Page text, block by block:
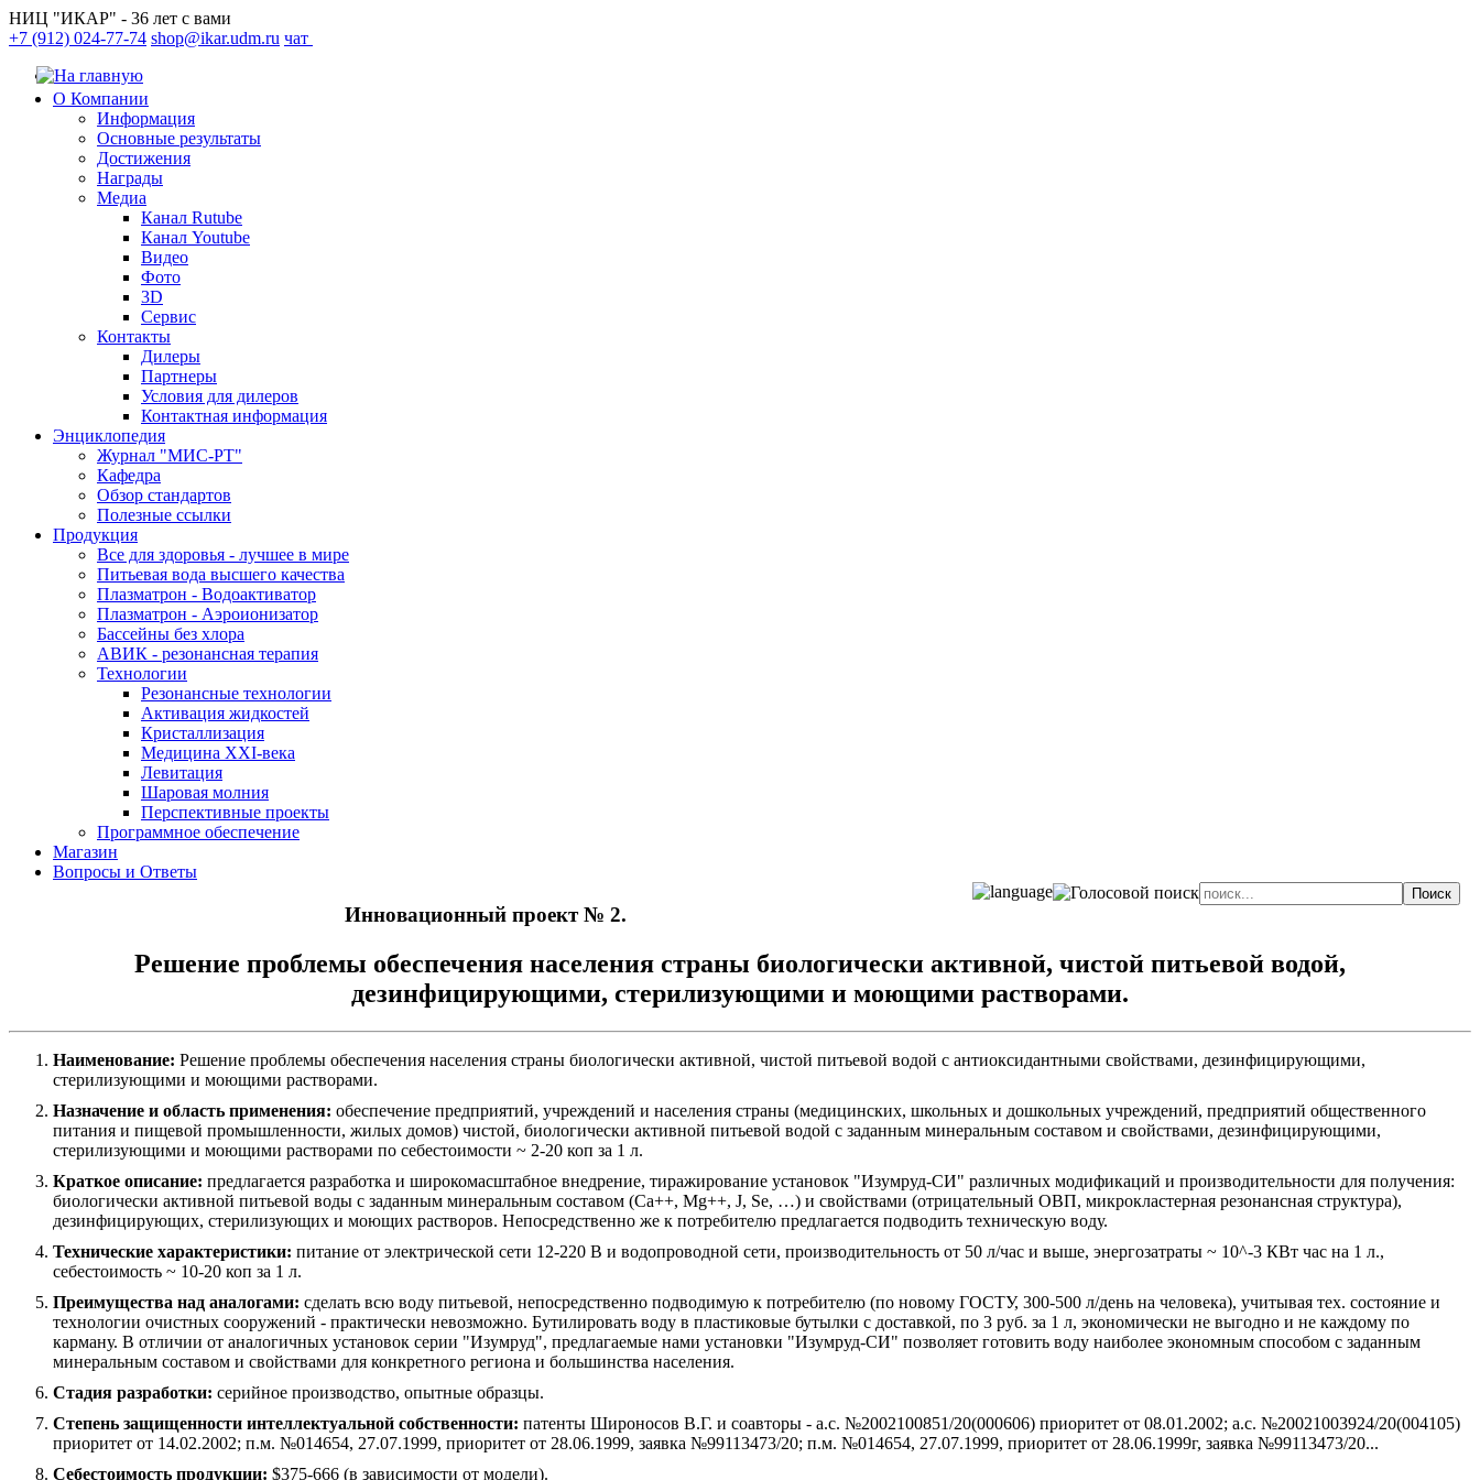
НИЦ "ИКАР" - 36 лет с вами
+7 (912) 024-77-74 shop@ikar.udm.ru чат
О Компании
Информация
Основные результаты
Достижения
Награды
Медиа
Канал Rutube
Канал Youtube
Видео
Фото
3D
Сервис
Контакты
Дилеры
Партнеры
Условия для дилеров
Контактная информация
Энциклопедия
Журнал "МИС-РТ"
Кафедра
Обзор стандартов
Полезные ссылки
Продукция
Все для здоровья - лучшее в мире
Питьевая вода высшего качества
Плазматрон - Водоактиватор
Плазматрон - Аэроионизатор
Бассейны без хлора
АВИК - резонансная терапия
Технологии
Резонансные технологии
Активация жидкостей
Кристаллизация
Медицина XXI-века
Левитация
Шаровая молния
Перспективные проекты
Программное обеспечение
Магазин
Вопросы и Ответы
Инновационный проект № 2.
Решение проблемы обеспечения населения страны биологически активной, чистой питьевой водой,
дезинфицирующими, стерилизующими и моющими растворами.
Наименование: Решение проблемы обеспечения населения страны биологически активной, чистой питьевой водой с антиоксидантными свойствами, дезинфицирующими,
стерилизующими и моющими растворами.
Назначение и область применения: обеспечение предприятий, учреждений и населения страны (медицинских, школьных и дошкольных учреждений, предприятий общественного
питания и пищевой промышленности, жилых домов) чистой, биологически активной питьевой водой с заданным минеральным составом и свойствами, дезинфицирующими,
стерилизующими и моющими растворами по себестоимости ~ 2-20 коп за 1 л.
Краткое описание: предлагается разработка и широкомасштабное внедрение, тиражирование установок "Изумруд-СИ" различных модификаций и производительности для получения:
биологически активной питьевой воды с заданным минеральным составом (Ca++, Mg++, J, Se, …) и свойствами (отрицательный ОВП, микрокластерная резонансная структура),
дезинфицирующих, стерилизующих и моющих растворов. Непосредственно же к потребителю предлагается подводить техническую воду.
Технические характеристики: питание от электрической сети 12-220 В и водопроводной сети, производительность от 50 л/час и выше, энергозатраты ~ 10^-3 КВт час на 1 л.,
себестоимость ~ 10-20 коп за 1 л.
Преимущества над аналогами: сделать всю воду питьевой, непосредственно подводимую к потребителю (по новому ГОСТУ, 300-500 л/день на человека), учитывая тех. состояние и
технологии очистных сооружений - практически невозможно. Бутилировать воду в пластиковые бутылки с доставкой, по 3 руб. за 1 л, экономически не выгодно и не каждому по
карману. В отличии от аналогичных установок серии "Изумруд", предлагаемые нами установки "Изумруд-СИ" позволяет готовить воду наиболее экономным способом с заданным
минеральным составом и свойствами для конкретного региона и большинства населения.
Стадия разработки: серийное производство, опытные образцы.
Степень защищенности интеллектуальной собственности: патенты Широносов В.Г. и соавторы - а.с. №2002100851/20(000606) приоритет от 08.01.2002; а.с. №20021003924/20(004105)
приоритет от 14.02.2002; п.м. №014654, 27.07.1999, приоритет от 28.06.1999, заявка №99113473/20; п.м. №014654, 27.07.1999, приоритет от 28.06.1999г, заявка №99113473/20...
Себестоимость продукции: $375-666 (в зависимости от модели).